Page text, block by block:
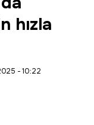
hızla
- 10:22